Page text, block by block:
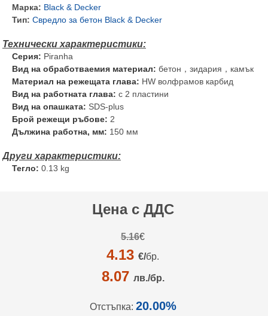
Марка: Black & Decker
Тип: Свредло за бетон Black & Decker
Серия: Piranha
Вид на обработваемия материал: бетон，зидария，камък
Материал на режещата глава: HW волфрамов карбид
Вид на работната глава: с 2 пластини
Вид на опашката: SDS-plus
Брой режещи ръбове: 2
Дължина работна, мм: 150 мм
Тегло: 0.13 kg
Цена с ДДС
5.16€
4.13 €/бр.
8.07 лв./бр.
Отстъпка: 20.00%